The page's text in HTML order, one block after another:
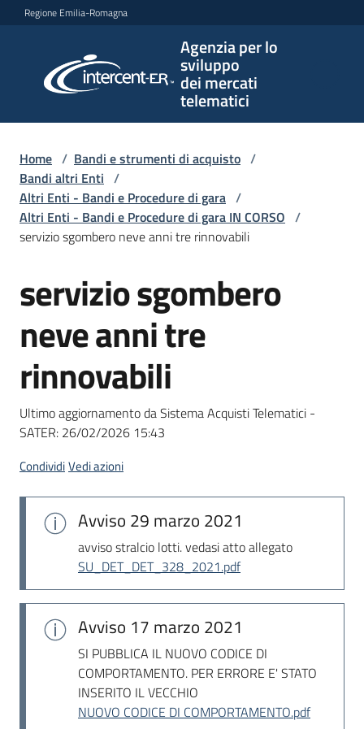
Vai al contenuto
Vai alla navigazione
Vai al footer
Regione Emilia-Romagna
Agenzia per lo
sviluppo
dei mercati
telematici
per lo
sviluppo
telematici
L'Agenzia
Bandi
strumenti
acquisto
Supporto
telematiche
Home / Bandi e strumenti di acquisto /
Bandi altri Enti /
Altri Enti - Bandi e Procedure di gara /
Altri Enti - Bandi e Procedure di gara IN CORSO /
servizio sgombero neve anni tre rinnovabili
Salta al contenuto
servizio sgombero
neve anni tre
rinnovabili
Ultimo aggiornamento da Sistema Acquisti Telematici -
SATER: 26/02/2026 15:43
CondividiVedi azioni
Avviso 29 marzo 2021
avviso stralcio lotti. vedasi atto allegato
SU_DET_DET_328_2021.pdf
Avviso 17 marzo 2021
SI PUBBLICA IL NUOVO CODICE DI
COMPORTAMENTO. PER ERRORE E' STATO
INSERITO IL VECCHIO
NUOVO CODICE DI COMPORTAMENTO.pdf